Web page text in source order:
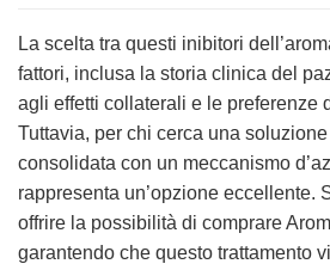
La scelta tra questi inibitori
fattori, inclusa la storia clinica del
agli effetti collaterali e le preferenze
Tuttavia, per chi cerca una
consolidata con un meccanismo
rappresenta un’opzione eccellente.
offrire la possibilità di comprare
garantendo che questo trattamento